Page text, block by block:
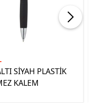
SİYAH PLASTİK
KALEM